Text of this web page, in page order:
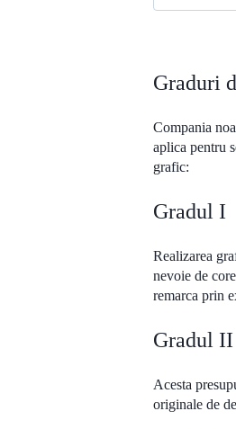
Graduri
Compania
aplica pentru
grafic:
Gradul I
Realizarea
nevoie de
remarca prin
Gradul II
Acesta
originale de